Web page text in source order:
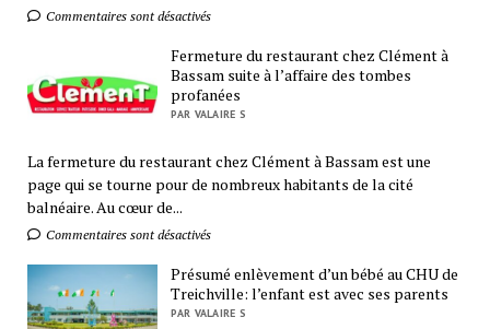
Commentaires sont désactivés
Fermeture du restaurant chez Clément à
Bassam suite à l’affaire des tombes
profanées
PAR VALAIRE S
La fermeture du restaurant chez Clément à Bassam est une
page qui se tourne pour de nombreux habitants de la cité
balnéaire. Au cœur de...
Commentaires sont désactivés
Présumé enlèvement d’un bébé au CHU de
Treichville: l’enfant est avec ses parents
PAR VALAIRE S